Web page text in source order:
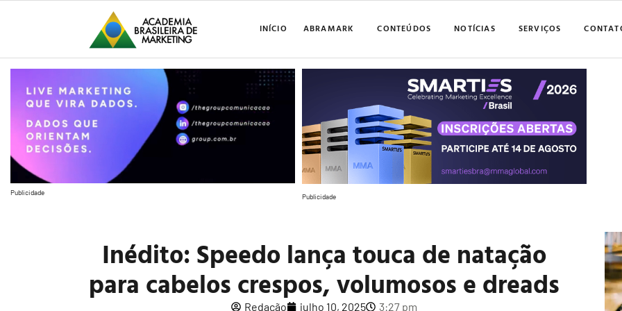
INÍCIO ABRAMARK CONTEÚDOS NOTÍCIAS SERVIÇOS
Publicidade Publicidade
Inédito: Speedo lança touca de natação
para cabelos crespos, volumosos e dreads
Redação julho 10, 2025 3:27 pm